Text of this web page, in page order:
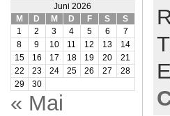
Juni 2026
M
D M D F S
S
1
2 3 4 5 6
7
8
9 10 11 12 13
14
15
16 17 18 19 20
21
22
23 24 25 26 27
28
29
30
« Mai